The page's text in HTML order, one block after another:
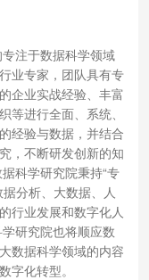
注于数据科学领域
业专家，团队具有专
企业实战经验、丰富
等进行全面、系统、
经验与数据，并结合
，不断研发创新的知
科学研究院秉持“专
分析、大数据、人
行业发展和数字化人
研究院也将顺应数
数据科学领域的内容
字化转型。